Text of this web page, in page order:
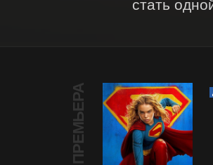
стать
ПРЕМЬЕРА